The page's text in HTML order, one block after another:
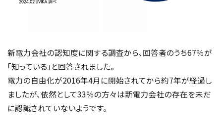
新電力会社の認知度に関する調査から、回答者のうち67％が
「知っている」と回答されました。
電力の自由化が2016年4月に開始されてから約7年が経過し
ましたが、依然として33％の方々は新電力会社の存在を未だ
に認識されていないようです。